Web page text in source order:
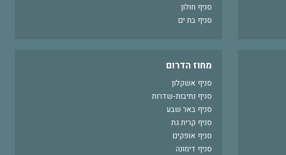
סניף חולון
סניף בת ים
מחוז הדרום
סניף אשקלון
סניף נתיבות-שדרות
סניף באר שבע
סניף קרית גת
סניף אופקים
סניף דימונה